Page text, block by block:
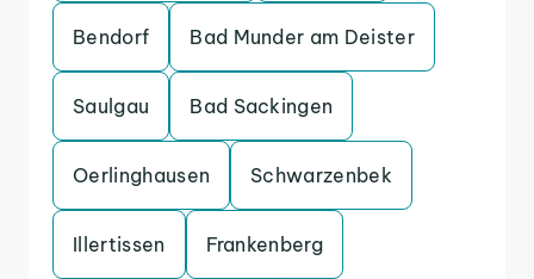
Bendorf Bad Munder am Deister
Saulgau Bad Sackingen
Oerlinghausen Schwarzenbek
Illertissen Frankenberg